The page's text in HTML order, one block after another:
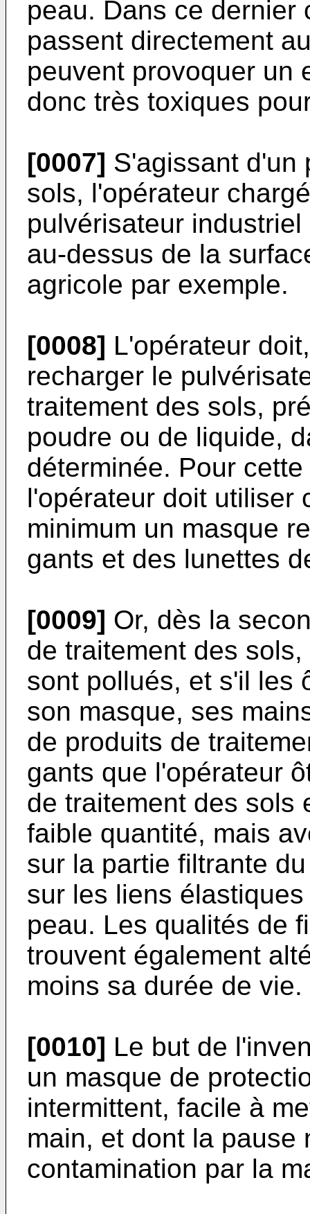
peau. Dans ce dernier
passent directement
peuvent provoquer un
donc très toxiques
[0007] S'agissant d'un
sols, l'opérateur
pulvérisateur
au-dessus de la
agricole par exemple.
[0008] L'opérateur
recharger le
traitement des sols,
poudre ou de liquide,
déterminée. Pour
l'opérateur doit utiliser
minimum un masque
gants et des lunettes
[0009] Or, dès la
de traitement des
sont pollués, et s'il les
son masque, ses
de produits de
gants que l'opérateur
de traitement des sols
faible quantité, mais
sur la partie filtrante
sur les liens
peau. Les qualités de
trouvent également
moins sa durée de vie.
[0010] Le but de
un masque de
intermittent, facile à
main, et dont la pause
contamination par la